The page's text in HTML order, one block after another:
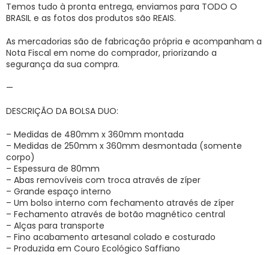
Temos tudo à pronta entrega, enviamos para TODO O
BRASIL e as fotos dos produtos são REAIS.
As mercadorias são de fabricação própria e acompanham a
Nota Fiscal em nome do comprador, priorizando a
segurança da sua compra.
—
DESCRIÇÃO DA BOLSA DUO:
– Medidas de 480mm x 360mm montada
– Medidas de 250mm x 360mm desmontada (somente
corpo)
– Espessura de 80mm
– Abas removíveis com troca através de zíper
– Grande espaço interno
– Um bolso interno com fechamento através de zíper
– Fechamento através de botão magnético central
– Alças para transporte
– Fino acabamento artesanal colado e costurado
– Produzida em Couro Ecológico Saffiano